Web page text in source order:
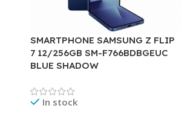
SMARTPHONE SAMSUNG Z FLIP
7 12/256GB SM-F766BDBGEUC
BLUE SHADOW
In stock